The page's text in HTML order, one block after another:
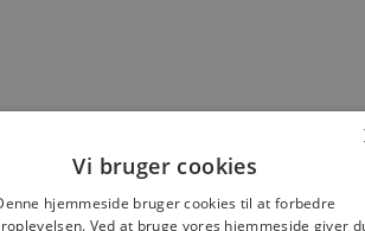
Vi bruger cookies
hjemmeside bruger cookies til at forbedre
Ved at bruge vores hjemmeside giver